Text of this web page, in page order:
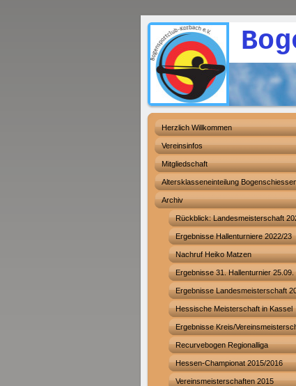
Herzlich Willkommen
Vereinsinfos
Mitgliedschaft
Altersklasseneinteilung
Archiv
Rückblick: Landesmeisterschaft
Ergebnisse Hallenturniere 2022/23
Nachruf Heiko Matzen
Ergebnisse 31. Hallenturnier 25.09.
Ergebnisse Landesmeisterschaft
Hessische Meisterschaft in Kassel
Ergebnisse Kreis/
Recurvebogen Regionalliga
Hessen-Championat 2015/2016
Vereinsmeisterschaften 2015